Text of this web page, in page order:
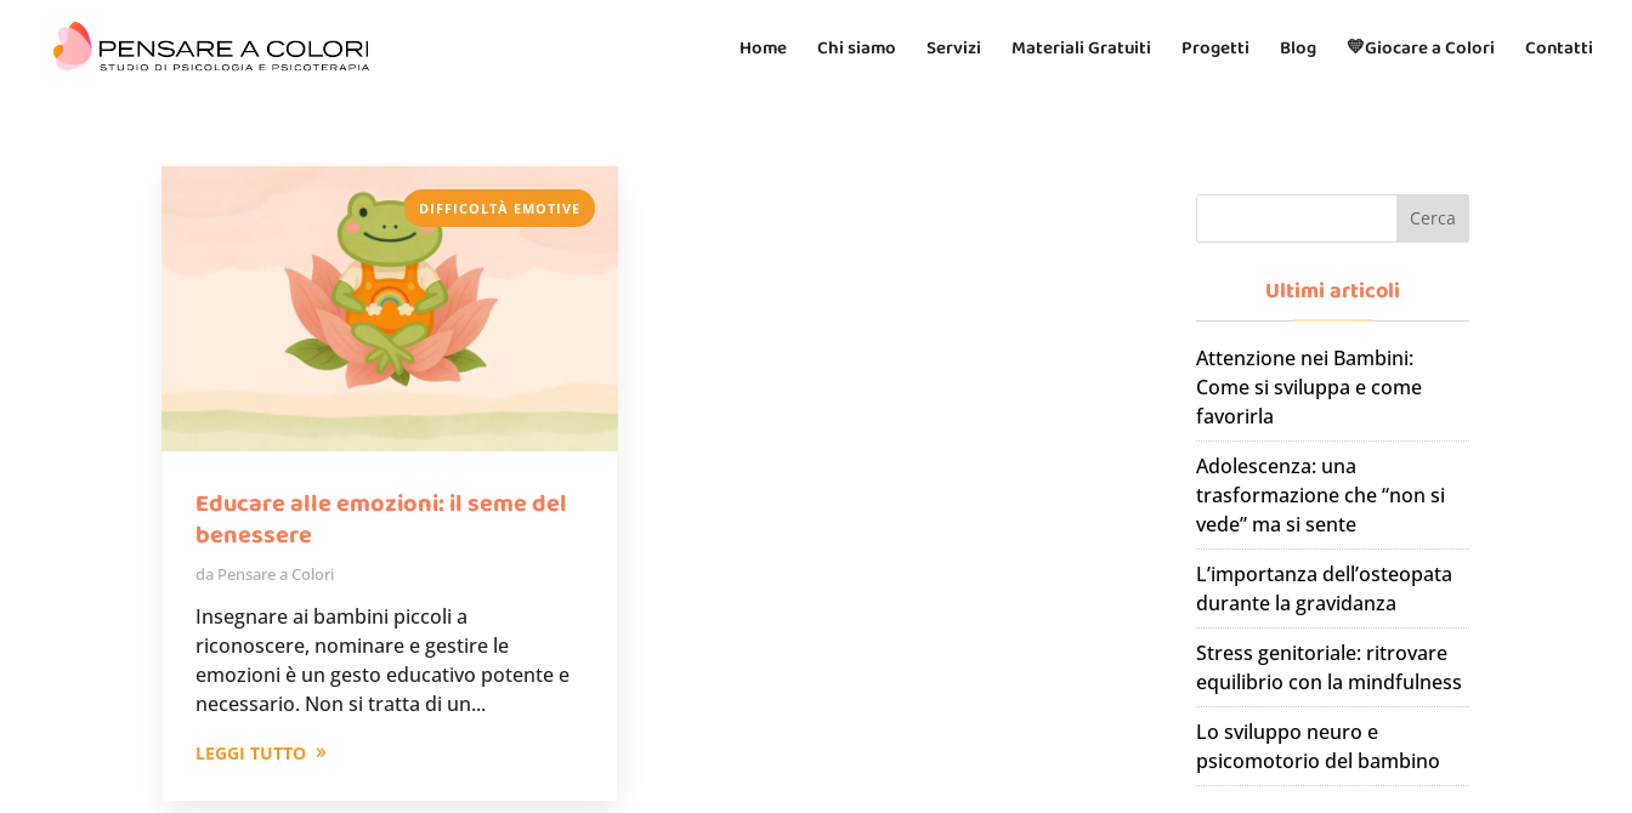
Home Chi siamo Servizi Materiali Gratuiti Progetti Blog 💛Giocare a Colori Contatti
DIFFICOLTÀ EMOTIVE
Educare alle emozioni: il seme del
benessere
da Pensare a Colori
Insegnare ai bambini piccoli a
riconoscere, nominare e gestire le
emozioni è un gesto educativo potente e
necessario. Non si tratta di un...
LEGGI TUTTO
Cerca
Ultimi articoli
Attenzione nei Bambini:
Come si sviluppa e come
favorirla
Adolescenza: una
trasformazione che “non si
vede” ma si sente
L’importanza dell’osteopata
durante la gravidanza
Stress genitoriale: ritrovare
equilibrio con la mindfulness
Lo sviluppo neuro e
psicomotorio del bambino